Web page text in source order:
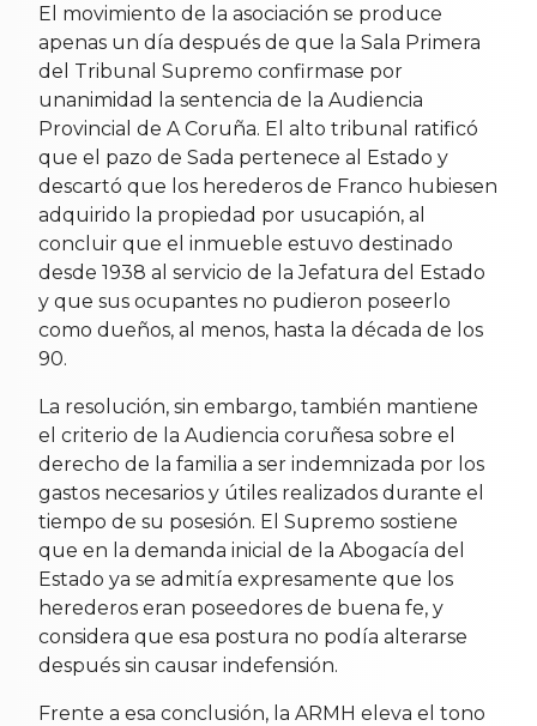
El movimiento de la asociación se produce
apenas un día después de que la Sala Primera
del Tribunal Supremo confirmase por
unanimidad la sentencia de la Audiencia
Provincial de A Coruña. El alto tribunal ratificó
que el pazo de Sada pertenece al Estado y
descartó que los herederos de Franco hubiesen
adquirido la propiedad por usucapión, al
concluir que el inmueble estuvo destinado
desde 1938 al servicio de la Jefatura del Estado
y que sus ocupantes no pudieron poseerlo
como dueños, al menos, hasta la década de los
90.
La resolución, sin embargo, también mantiene
el criterio de la Audiencia coruñesa sobre el
derecho de la familia a ser indemnizada por los
gastos necesarios y útiles realizados durante el
tiempo de su posesión. El Supremo sostiene
que en la demanda inicial de la Abogacía del
Estado ya se admitía expresamente que los
herederos eran poseedores de buena fe, y
considera que esa postura no podía alterarse
después sin causar indefensión.
Frente a esa conclusión, la ARMH eleva el tono